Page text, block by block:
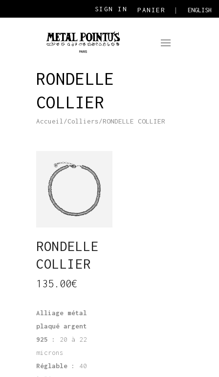
SIGN IN PANIER ENGLISH
RONDELLE
COLLIER
Accueil /Colliers/RONDELLE COLLIER
RONDELLE
COLLIER
135.00€
Alliage métal
plaqué argent
925 :
20 à 22
microns
Réglable :
40